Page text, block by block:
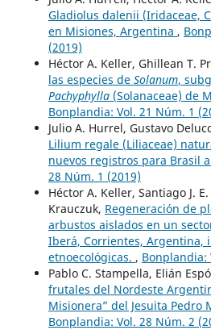
Gladiolus dalenii (Iridaceae,
en Misiones, Argentina ,
(2019)
Héctor A. Keller, Ghillean T.
las especies de Solanum,
Pachyphylla(Solanaceae) de
Bonplandia: Vol. 21 Núm. 1
Julio A. Hurrel, Gustavo
Lilium regale (Liliaceae)
nuevos registros para Brasil
28 Núm. 1 (2019)
Héctor A. Keller, Santiago J.
Krauczuk, Regeneración de
arbustos aislados en un
Iberá, Corrientes, Argentina,
etnoecológicas. , Bonplandia:
Pablo C. Stampella, Elián
frutales del Nordeste
Misionera” del Jesuita Pedro
Bonplandia: Vol. 28 Núm. 2